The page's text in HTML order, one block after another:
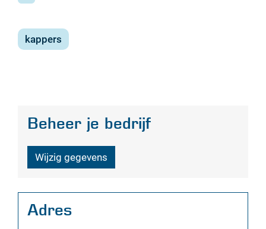
kappers
Beheer je bedrijf
Wijzig gegevens
Adres